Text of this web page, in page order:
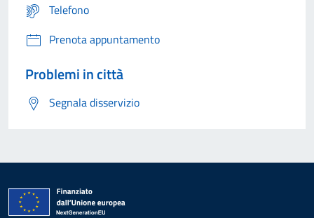
Telefono
Prenota appuntamento
Problemi in città
Segnala disservizio